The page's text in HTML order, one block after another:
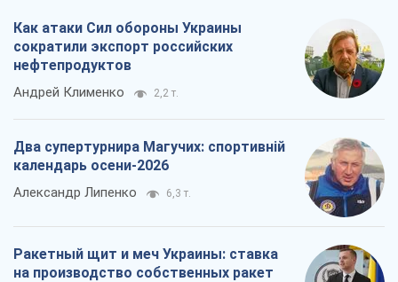
Как атаки Сил обороны Украины
сократили экспорт российских
нефтепродуктов
Андрей Клименко 2,2 т.
Два супертурнира Магучих: спортивній
календарь осени-2026
Александр Липенко 6,3 т.
Ракетный щит и меч Украины: ставка
на производство собственных ракет